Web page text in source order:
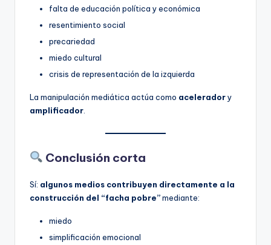
falta de educación política y económica
resentimiento social
precariedad
miedo cultural
crisis de representación de la izquierda
La manipulación mediática actúa como aceleradory
amplificador.
Conclusión corta
Sí: algunos medios contribuyen directamente a la
construcción del “facha pobre”mediante:
miedo
simplificación emocional